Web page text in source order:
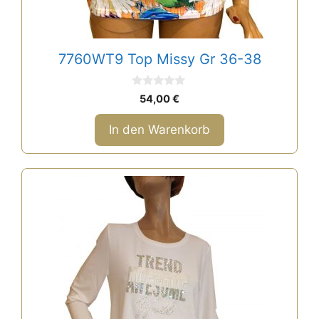
7760WT9 Top Missy Gr 36-38
o
n
5
54,00€
In den Warenkorb